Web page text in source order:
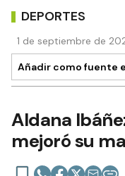
DEPORTES
1 de septiembre de
Añadir como fuente
Aldana
mejoró su